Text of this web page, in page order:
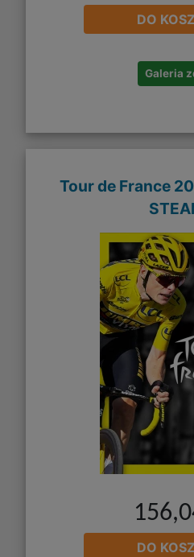
DO
Galeria
Tour de France
DO